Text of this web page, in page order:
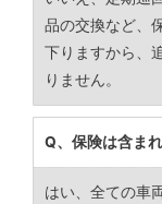
品の交換など、
下りますから、
りません。
Q、保険は含ま
はい、全ての車